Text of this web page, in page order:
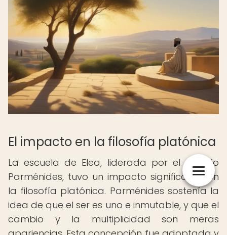
El impacto en la filosofía platónica
La escuela de Elea, liderada por el filósofo
Parménides, tuvo un impacto significativo en
la filosofía platónica. Parménides sostenía la
idea de que el ser es uno e inmutable, y que el
cambio y la multiplicidad son meras